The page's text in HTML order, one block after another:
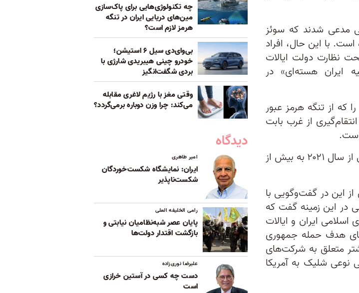
مدعی شدند که سوئز
با این حال، افراد
نظارت دولت ایالات
ایران هسته‌ای» در
که از تنگه هرمز عبور
از غرب بابت
به گفته فرماندهی مرکزی ایالات متحده، جمهوری اسلامی از سال ۲۰۲۱ به بیش از
این در گفت‌وگویی با
در این زمینه گفت که
ایران و ایالات
هدف حمله جمهوری
متعلق به شرکت‌های
نوعی شلیک به آمریکا
چه تکنولوژی‌هایی برای پاک‌سازی
مین‌های دریایی ایران در تنگه
هرمز لازم است؟
بی‌وای‌دی سیل ۶ استیشن؛
خودرو چینی هیبریدی شارژی با
بردی شگفت‌انگیز
وقتی مغز با رژیم لاغری مقابله
می‌کند: چرا وزن دوباره برمی‌گردد؟
دیدگاه
امیر طاهری
ایران: نمایشگاه شکست‌خوردگان
شکست‌ناپذیر
رامی الخلیفه العلی
پایان عصر شبه‌نظامیان نیابتی و
بازگشت اقتدار دولت‌ها
علیرضا نوری‌زاده
دست چه کسی در آستین خرازی
است